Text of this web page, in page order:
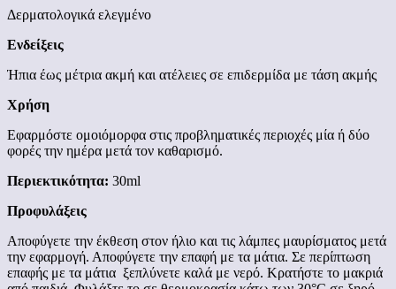
Δερματολογικά ελεγμένο
Ενδείξεις
Ήπια έως μέτρια ακμή και ατέλειες σε επιδερμίδα με τάση ακμής
Χρήση
Eφαρμόστε ομοιόμορφα στις προβληματικές περιοχές μία ή δύο
φορές την ημέρα μετά τον καθαρισμό.
Περιεκτικότητα: 30ml
Προφυλάξεις
Αποφύγετε την έκθεση στον ήλιο και τις λάμπες μαυρίσματος μετά
την εφαρμογή. Αποφύγετε την επαφή με τα μάτια. Σε περίπτωση
επαφής με τα μάτια ξεπλύνετε καλά με νερό. Κρατήστε το μακριά